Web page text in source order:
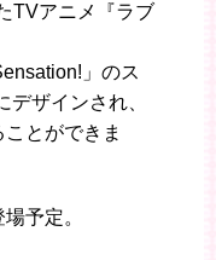
TVアニメ『ラブ
」のス
デザインされ、
とができま
予定。